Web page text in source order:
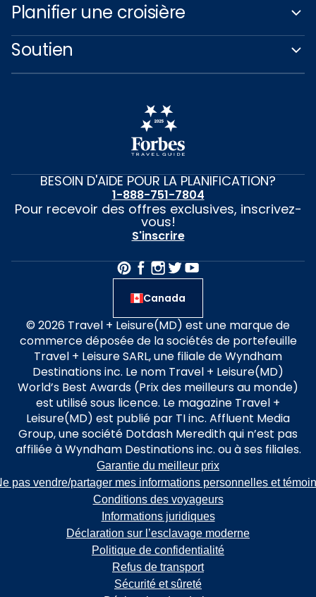
Planifier une croisière
Soutien
BESOIN D'AIDE POUR LA PLANIFICATION?
1-888-751-7804
Pour recevoir des offres exclusives, inscrivez-
vous!
S'inscrire
Canada
© 2026 Travel + Leisure(MD) est une marque de
commerce déposée de la sociétés de portefeuille
Travel + Leisure SARL, une filiale de Wyndham
Destinations inc. Le nom Travel + Leisure(MD)
World’s Best Awards (Prix des meilleurs au monde)
est utilisé sous licence. Le magazine Travel +
Leisure(MD) est publié par TI inc. Affluent Media
Group, une société Dotdash Meredith qui n’est pas
affiliée à Wyndham Destinations inc. ou à ses filiales.
Garantie du meilleur prix
pas vendre/partager mes informations personnelles et
Conditions des voyageurs
Informations juridiques
Déclaration sur l’esclavage moderne
Politique de confidentialité
Refus de transport
Sécurité et sûreté